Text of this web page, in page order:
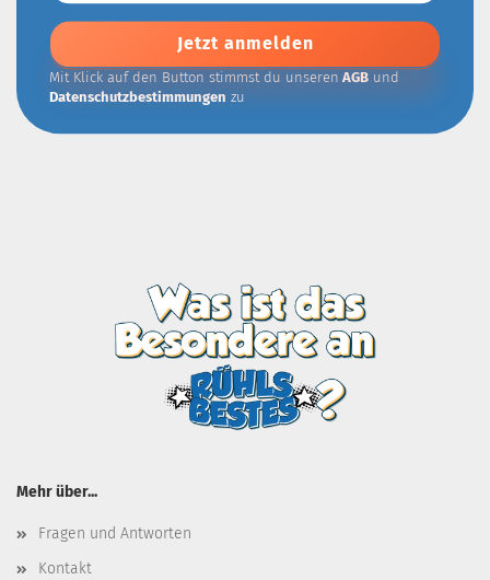
Mail-
Addresse
Mit Klick auf den Button stimmst du unseren AGB und
Datenschutzbestimmungen zu
Mehr über...
Fragen und Antworten
Kontakt